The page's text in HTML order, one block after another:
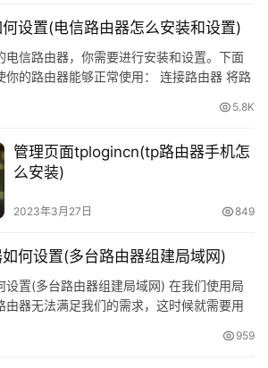
设置(电信路由器怎么安装和设置)
电信路由器，你需要进行安装和设置。下面
你的路由器能够正常使用： 连接路由器 将路
5.8K
管理页面tplogincn(tp路由器手机怎
么安装)
2023年3月27日 849
何设置(多台路由器组建局域网)
设置(多台路由器组建局域网) 在我们使用局
由器无法满足我们的需求，这时候就需要用
959